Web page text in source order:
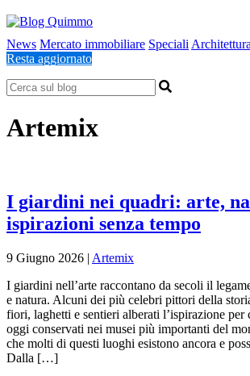
News Mercato immobiliare Speciali
Resta aggiornato
Artemix
I giardini nei quadri: arte,
ispirazioni senza tempo
9 Giugno 2026 | Artemix
I giardini nell’arte raccontano da secoli il
e natura. Alcuni dei più celebri pittori della
fiori, laghetti e sentieri alberati l’ispirazione per
oggi conservati nei musei più importanti del
che molti di questi luoghi esistono ancora e
Dalla […]